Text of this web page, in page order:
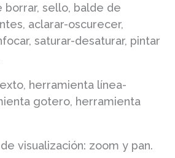
borrar, sello, balde de
aclarar-oscurecer,
saturar-desaturar, pintar
herramienta línea-
gotero, herramienta
visualización: zoom y pan.